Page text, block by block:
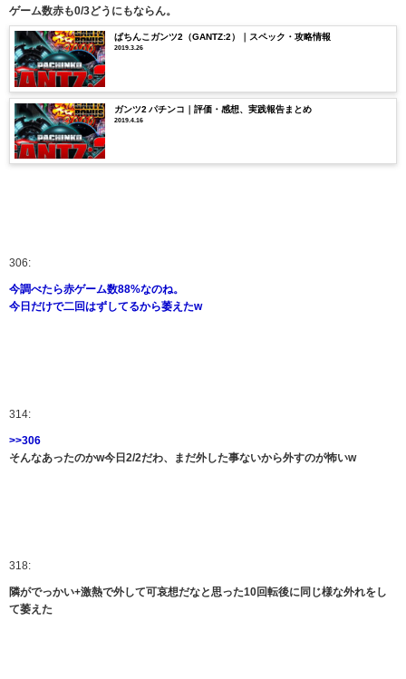
ゲーム数赤も0/3どうにもならん。
ぱちんこガンツ2（GANTZ:2）｜スペック・攻略情報
2019.3.26
ガンツ2 パチンコ｜評価・感想、実践報告まとめ
2019.4.16
306:
今調べたら赤ゲーム数88%なのね。
今日だけで二回はずしてるから萎えたw
314:
>>306
そんなあったのかw今日2/2だわ、まだ外した事ないから外すのが怖いw
318:
隣がでっかい+激熱で外して可哀想だなと思った10回転後に同じ様な外れをし
て萎えた